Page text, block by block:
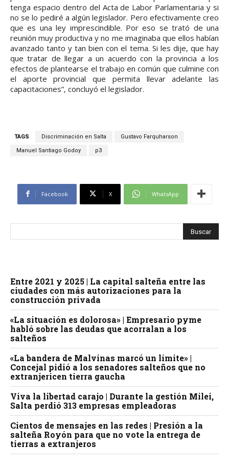
tenga espacio dentro del Acta de Labor Parlamentaria y si
no se lo pediré a algún legislador. Pero efectivamente creo
que es una ley imprescindible. Por eso se trató de una
reunión muy productiva y no me imaginaba que ellos habían
avanzado tanto y tan bien con el tema. Si les dije, que hay
que tratar de llegar a un acuerdo con la provincia a los
efectos de plantearse el trabajo en común que culmine con
el aporte provincial que permita llevar adelante las
capacitaciones”, concluyó el legislador.
TAGS Discriminación en Salta Gustavo Farquharson
Manuel Santiago Godoy p3
Facebook X WhatsApp
Entre 2021 y 2025 | La capital salteña entre las
ciudades con más autorizaciones para la
construcción privada
«La situación es dolorosa» | Empresario pyme
habló sobre las deudas que acorralan a los
salteños
«La bandera de Malvinas marcó un límite» |
Concejal pidió a los senadores salteños que no
extranjericen tierra gaucha
Viva la libertad carajo | Durante la gestión Milei,
Salta perdió 313 empresas empleadoras
Cientos de mensajes en las redes | Presión a la
salteña Royón para que no vote la entrega de
tierras a extranjeros